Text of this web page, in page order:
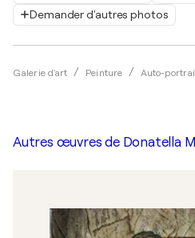
Demander d'autres photos
Galerie d'art Peinture Auto-
Autres œuvres de Donatella